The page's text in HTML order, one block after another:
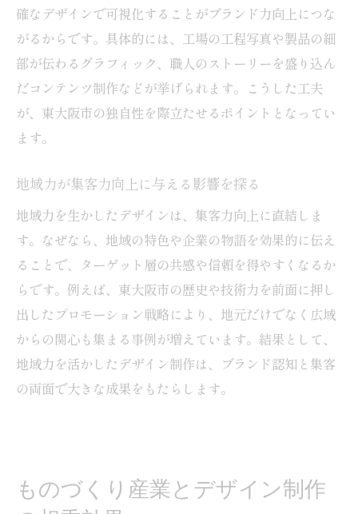
確なデザインで可視化することがブランド力向上につな
がるからです。具体的には、工場の工程写真や製品の細
部が伝わるグラフィック、職人のストーリーを盛り込ん
だコンテンツ制作などが挙げられます。こうした工夫
が、東大阪市の独自性を際立たせるポイントとなってい
ます。
地域力が集客力向上に与える影響を探る
地域力を生かしたデザインは、集客力向上に直結しま
す。なぜなら、地域の特色や企業の物語を効果的に伝え
ることで、ターゲット層の共感や信頼を得やすくなるか
らです。例えば、東大阪市の歴史や技術力を前面に押し
出したプロモーション戦略により、地元だけでなく広域
からの関心も集まる事例が増えています。結果として、
地域力を活かしたデザイン制作は、ブランド認知と集客
の両面で大きな成果をもたらします。
ものづくり産業とデザイン制作